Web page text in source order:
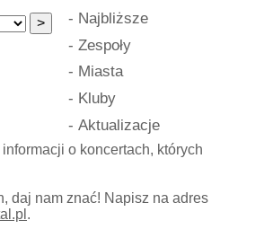
- Najbliższe
- Zespoły
- Miasta
- Kluby
- Aktualizacje
o koncertach, których
daj nam znać! Napisz na adres
.